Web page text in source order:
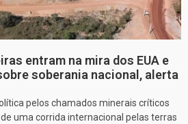
entram na mira dos EUA e
soberania nacional, alerta
pelos chamados minerais críticos
uma corrida internacional pelas terras